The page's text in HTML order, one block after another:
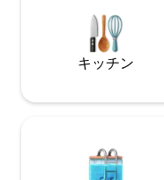
bitte für 9Personen
reservieren/buchen.
キッチン